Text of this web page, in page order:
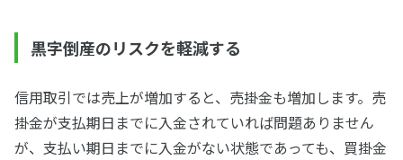
黒字倒産のリスクを軽減する
信用取引では売上が増加すると、売掛金も増加します。売
掛金が支払期日までに入金されていれば問題ありません
が、支払い期日までに入金がない状態であっても、買掛金